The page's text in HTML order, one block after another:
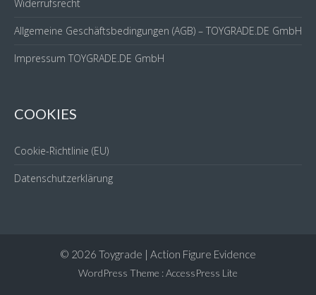
Widerrufsrecht
Allgemeine Geschäftsbedingungen (AGB) – TOYGRADE.DE GmbH
Impressum TOYGRADE.DE GmbH
COOKIES
Cookie-Richtlinie (EU)
Datenschutzerklärung
© 2026 Toygrade | Action Figure Evidence
WordPress Theme :AccessPress Lite